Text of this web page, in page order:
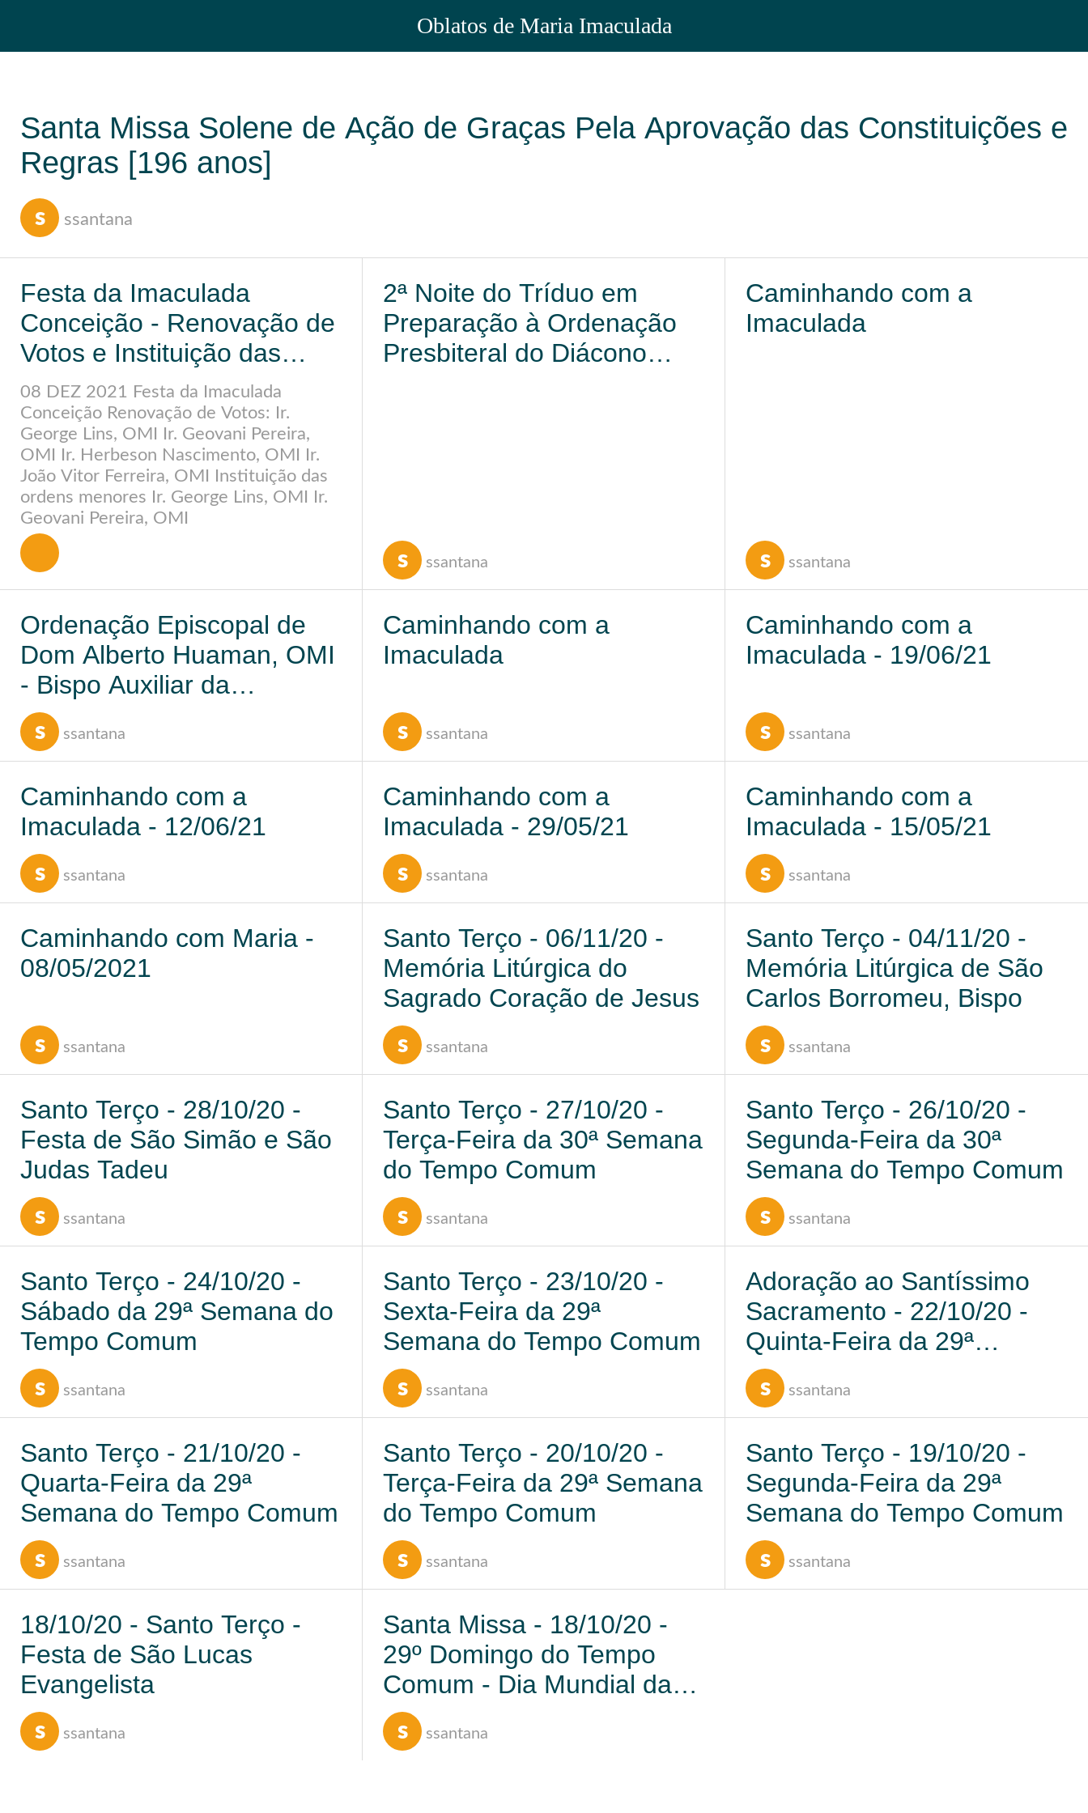
Oblatos de Maria Imaculada
Santa Missa Solene de Ação de Graças Pela Aprovação das Constituições e
Regras [196 anos]
s ssantana
Festa da Imaculada
Conceição - Renovação de
Votos e Instituição das
ordens menores.
08 DEZ 2021 Festa da Imaculada
Conceição Renovação de Votos: Ir.
George Lins, OMI Ir. Geovani Pereira,
OMI Ir. Herbeson Nascimento, OMI Ir.
João Vitor Ferreira, OMI Instituição das
ordens menores Ir. George Lins, OMI Ir.
Geovani Pereira, OMI
2ª Noite do Tríduo em
Preparação à Ordenação
Presbiteral do Diácono
s ssantana
Caminhando com a
Imaculada
s ssantana
Ordenação Episcopal de
Dom Alberto Huaman, OMI
- Bispo Auxiliar da
Arquidiocese de Huancayo
- Peru
s ssantana
Caminhando com a
Imaculada
s ssantana
Caminhando com a
Imaculada - 19/06/21
s ssantana
Caminhando com a
Imaculada - 12/06/21
s ssantana
Caminhando com a
Imaculada - 29/05/21
s ssantana
Caminhando com a
Imaculada - 15/05/21
s ssantana
Caminhando com Maria -
08/05/2021
s ssantana
Santo Terço - 06/11/20 -
Memória Litúrgica do
Sagrado Coração de Jesus
s ssantana
Santo Terço - 04/11/20 -
Memória Litúrgica de São
Carlos Borromeu, Bispo
s ssantana
Santo Terço - 28/10/20 -
Festa de São Simão e São
Judas Tadeu
s ssantana
Santo Terço - 27/10/20 -
Terça-Feira da 30ª Semana
do Tempo Comum
s ssantana
Santo Terço - 26/10/20 -
Segunda-Feira da 30ª
Semana do Tempo Comum
s ssantana
Santo Terço - 24/10/20 -
Sábado da 29ª Semana do
Tempo Comum
s ssantana
Santo Terço - 23/10/20 -
Sexta-Feira da 29ª
Semana do Tempo Comum
s ssantana
Adoração ao Santíssimo
Sacramento - 22/10/20 -
Quinta-Feira da 29ª
Semana do Tempo Comum
s ssantana
Santo Terço - 21/10/20 -
Quarta-Feira da 29ª
Semana do Tempo Comum
s ssantana
Santo Terço - 20/10/20 -
Terça-Feira da 29ª Semana
do Tempo Comum
s ssantana
Santo Terço - 19/10/20 -
Segunda-Feira da 29ª
Semana do Tempo Comum
s ssantana
18/10/20 - Santo Terço -
Festa de São Lucas
Evangelista
s ssantana
Santa Missa - 18/10/20 -
29º Domingo do Tempo
Comum - Dia Mundial das
Missões
s ssantana